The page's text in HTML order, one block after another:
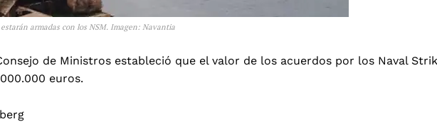
armadas con los NSM. Imagen: Navantia
de Ministros estableció que el valor de los acuerdos por los Naval
euros.